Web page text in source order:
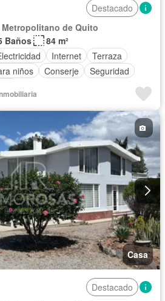
Destacado
de Quito
Baños
84 m²
Internet
Terraza
niños Conserje
Seguridad
Casa
Destacado